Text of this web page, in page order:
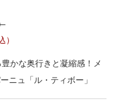
）
かな奥行きと凝縮感！メ
ニュ「ル・ティボー」